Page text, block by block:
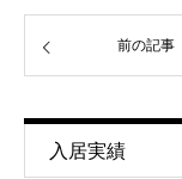
前の記事
入居実績